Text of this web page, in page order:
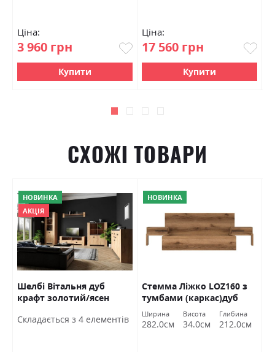
Ціна:
3 960 грн
Купити
Ціна:
17 560 грн
Купити
СХОЖІ ТОВАРИ
НОВИНКА
АКЦІЯ
Шелбі Вітальня дуб
крафт золотий/ясен
Гербор
Cкладається з 4 елементів
НОВИНКА
Стемма Ліжко LOZ160 з
тумбами (каркас)дуб
делано темний Гербор
Ширина
282.0см
Висота
34.0см
Глибина
212.0см